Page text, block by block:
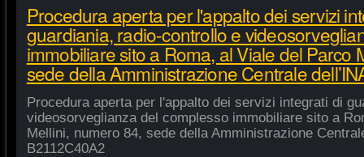
Procedura aperta per l'appalto dei servizi
guardiania, radio-controllo e
immobiliare sito a Roma, al Viale del Parco
sede della Amministrazione Centrale
Procedura aperta per l'appalto dei servizi integrati di
videosorveglianza del complesso immobiliare sito a
Mellini, numero 84, sede della Amministrazione
B2112C40A2